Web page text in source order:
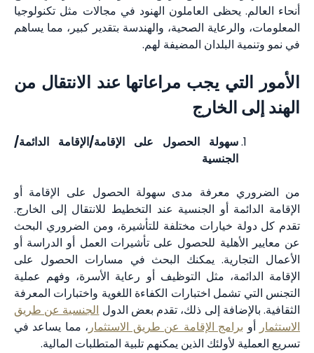
أنحاء العالم. يحظى العاملون الهنود في مجالات مثل تكنولوجيا
المعلومات، والرعاية الصحية، والهندسة بتقدير كبير، مما يساهم
في نمو وتنمية البلدان المضيفة لهم.
الأمور التي يجب مراعاتها عند الانتقال من
الهند إلى الخارج
سهولة الحصول على الإقامة/الإقامة الدائمة/
الجنسية
من الضروري معرفة مدى سهولة الحصول على الإقامة أو
الإقامة الدائمة أو الجنسية عند التخطيط للانتقال إلى الخارج.
تقدم كل دولة خيارات مختلفة للتأشيرة، ومن الضروري البحث
عن معايير الأهلية للحصول على تأشيرات العمل أو الدراسة أو
الأعمال التجارية. يمكنك البحث في مسارات الحصول على
الإقامة الدائمة، مثل التوظيف أو رعاية الأسرة، وفهم عملية
التجنس التي تشمل اختبارات الكفاءة اللغوية واختبارات المعرفة
الثقافية. بالإضافة إلى ذلك، تقدم بعض الدول الجنسية عن طريق
الاستثمار أو برامج الإقامة عن طريق الاستثمار ، مما يساعد في
تسريع العملية لأولئك الذين يمكنهم تلبية المتطلبات المالية.